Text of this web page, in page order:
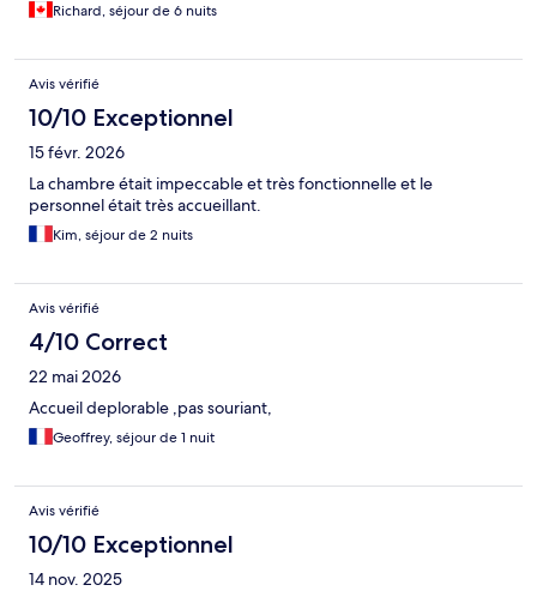
Richard, séjour de 6 nuits
Avis vérifié
10/10 Exceptionnel
15 févr. 2026
La chambre était impeccable et très fonctionnelle et le
personnel était très accueillant.
Kim, séjour de 2 nuits
Avis vérifié
4/10 Correct
22 mai 2026
Accueil deplorable ,pas souriant,
Geoffrey, séjour de 1 nuit
Avis vérifié
10/10 Exceptionnel
14 nov. 2025